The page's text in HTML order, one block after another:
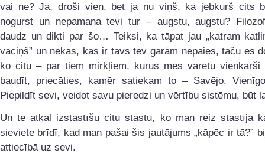
vai ne? Jā, droši vien, bet ja nu viņš, kā jebkurš cits
nogurst un nepamana tevi tur – augstu, augstu?
daudz un dikti par šo… Teiksi, ka tāpat jau „katram
vāciņš” un nekas, kas ir tavs tev garām nepaies, taču es
ko citu – par tiem mirkļiem, kurus mēs varētu vienkārši
baudīt, priecāties, kamēr satiekam to – Savējo.
Piepildīt sevi, veidot savu pieredzi un vērtību sistēmu, būt
Un te atkal izstāstīšu citu stāstu, ko man reiz stāstīja
sieviete brīdī, kad man pašai šis jautājums „kāpēc ir tā?”
attiecībā uz sevi.